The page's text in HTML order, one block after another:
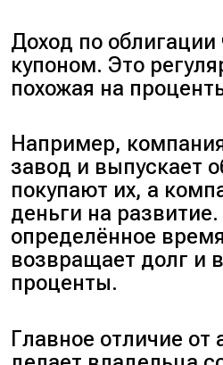
Доход по
купоном. Это
похожая на
Например,
завод и выпускает
покупают их, а
деньги на
определённое
возвращает долг и
проценты.
Главное отличие от